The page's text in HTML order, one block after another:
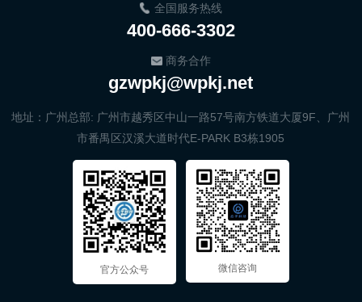
全国服务热线
400-666-3302
商务合作
gzwpkj@wpkj.net
地址：广州总部: 广州市越秀区中山一路57号南方铁道大厦9F、广州
市番禺区汉溪大道时代E-PARK B3栋1905
官方公众号 微信咨询